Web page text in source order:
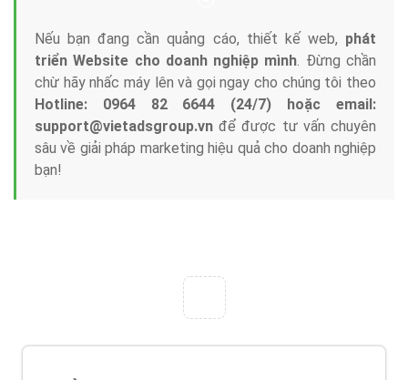
triển Website cho doanh nghiệp mình
chừ hãy nhấc máy lên và gọi ngay cho chúng tôi theo
support@vietadsgroup.vnđể được tư vấn chuyên